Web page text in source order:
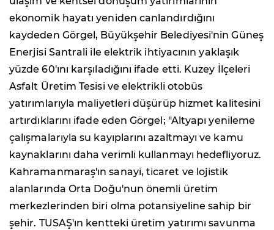
ekonomik hayatı yeniden canlandırdığını
kaydeden Görgel, Büyükşehir Belediyesi'nin Güneş
Enerjisi Santrali ile elektrik ihtiyacının yaklaşık
yüzde 60'ını karşıladığını ifade etti. Kuzey İlçeleri
Asfalt Üretim Tesisi ve elektrikli otobüs
yatırımlarıyla maliyetleri düşürüp hizmet kalitesini
artırdıklarını ifade eden Görgel; "Altyapı yenileme
çalışmalarıyla su kayıplarını azaltmayı ve kamu
kaynaklarını daha verimli kullanmayı hedefliyoruz.
Kahramanmaraş'ın sanayi, ticaret ve lojistik
alanlarında Orta Doğu'nun önemli üretim
merkezlerinden biri olma potansiyeline sahip bir
şehir. TUSAŞ'ın kentteki üretim yatırımı savunma